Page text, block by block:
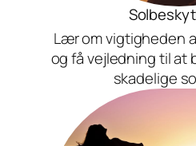
Lær om vigtigheden
og få vejledning til at
skadelige